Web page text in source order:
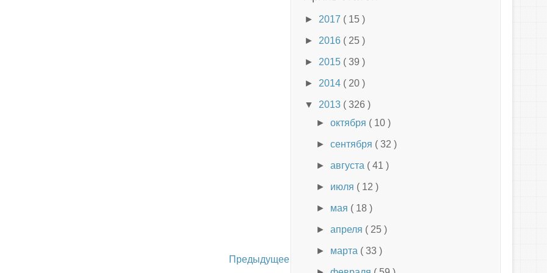
Предыдущее
► 2017 ( 15 )
► 2016 ( 25 )
► 2015 ( 39 )
► 2014 ( 20 )
▼ 2013 ( 326 )
►октября ( 10 )
►сентября ( 32 )
►августа ( 41 )
► июля ( 12 )
► мая ( 18 )
►апреля ( 25 )
► марта ( 33 )